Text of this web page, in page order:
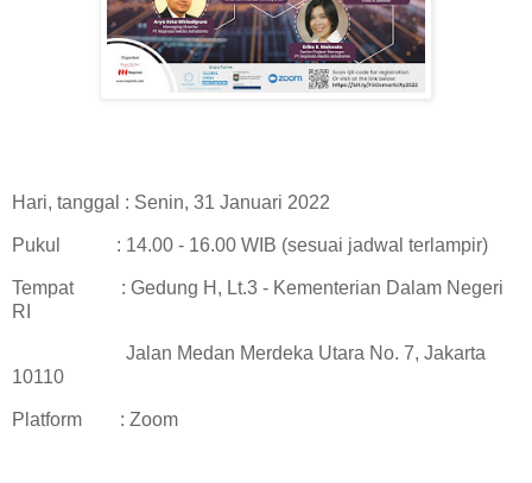
Hari, tanggal : Senin, 31 Januari 2022
Pukul : 14.00 - 16.00 WIB (sesuai jadwal terlampir)
Tempat : Gedung H, Lt.3 - Kementerian Dalam Negeri
RI
Jalan Medan Merdeka Utara No. 7, Jakarta
10110
Platform : Zoom